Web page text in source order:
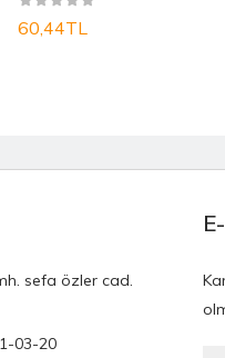
60,44TL
sefa özler cad.
03-20